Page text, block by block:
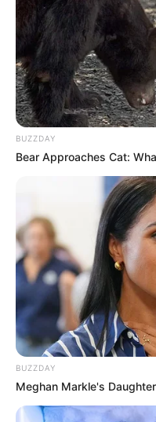
തൃശൂര്‍:
വിഷപ്പാമ്പിന്റെ
രക്ഷപെട്ടു. കൊമ്പഴ
മകന്‍ ആദം ആണ് പാമ്പ്
ചികിത്സയിലുള്ളത്.
BUZZDAY
Bear Approaches Cat:
BUZZDAY
Meghan Markle's